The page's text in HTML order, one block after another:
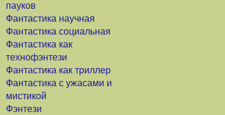
пауков
Фантастика научная
Фантастика социальная
Фантастика как
технофэнтези
Фантастика как триллер
Фантастика с ужасами и
мистикой
Фэнтези